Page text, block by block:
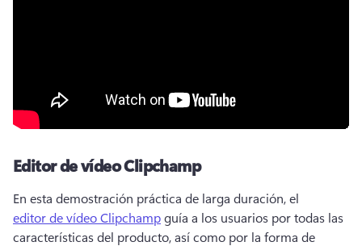
Editor de vídeo Clipchamp
En esta demostración práctica de larga duración, el
editor de vídeo Clipchamp guía a los usuarios por todas las
características del producto, así como por la forma de